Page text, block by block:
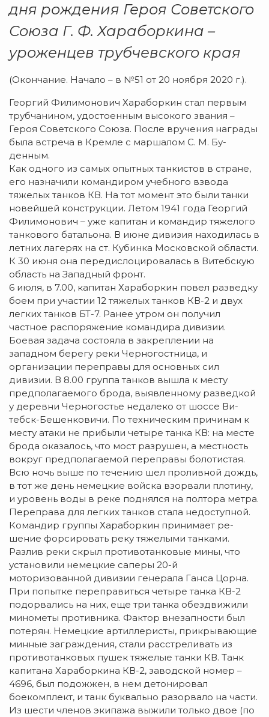
дня рождения Героя Советского
Союза Г. Ф. Хараборкина –
уроженцев трубчевского края
(Окончание. Начало – в №51 от 20 ноября 2020 г.).
Георгий Филимонович Ха­раборкин стал первым
трубчанином, удостоенным вы­сокого звания –
Героя Советского Союза. По­сле вручения награды
была встреча в Кремле с маршалом С. М. Бу­
денным.
Как одного из самых опытных танкистов в стране,
его назначили командиром учебного взвода
тяжелых танков КВ. На тот момент это были танки
новейшей конструкции. Летом 1941 года Георгий
Филимонович – уже капитан и командир тяжелого
танкового батальона. В июне дивизия находилась в
летних лагерях на ст. Кубинка Московской области.
К 30 июня она передислоцировалась в Витебскую
об­ласть на Западный фронт.
6 июля, в 7.00, капитан Хараборкин повел разведку
боем при участии 12 тяжелых танков КВ-2 и двух
легких танков БТ-7. Ранее утром он получил
частное распоряжение командира ди­­визии.
Боевая задача состояла в за­креплении на
западном берегу ре­ки Черногостница, и
организации переправы для основных сил
дивизии. В 8.00 группа танков вышла к месту
предполагаемого брода, вы­явленному разведкой
у де­ревни Черногостье недалеко от шоссе Ви­
тебск-Бе­шен­ковичи. По техническим причинам к
месту атаки не прибыли четыре танка КВ: на месте
брода оказалось, что мост разрушен, а местность
вокруг предполагаемой переправы болотистая.
Всю ночь выше по течению шел проливной дождь,
в тот же день немецкие войска взорвали плотину,
и уровень воды в реке поднялся на полтора метра.
Переправа для легких танков стала недоступной.
Командир группы Хараборкин принимает ре­
шение фор­сировать ре­ку тяжелыми танками.
Разлив реки скрыл противотанковые мины, что
установили немецкие саперы 20-й
моторизованной дивизии генерала Ганса Цорна.
При попытке переправиться четыре танка КВ-2
подорвались на них, еще три танка обездвижили
минометы противника. Фактор внезапности был
потерян. Немецкие артиллеристы, прикрывающие
минные заграждения, стали расстреливать из
противотанковых пушек тяжелые танки КВ. Танк
капитана Хараборкина КВ-2, заводской номер –
4696, был подожжен, в нем детонировал
боекомплект, и танк буквально разорвало на части.
Из шести членов экипажа выжили только двое (по